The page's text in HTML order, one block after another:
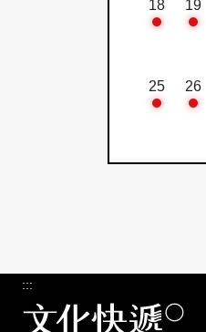
18 19
25 26
:::